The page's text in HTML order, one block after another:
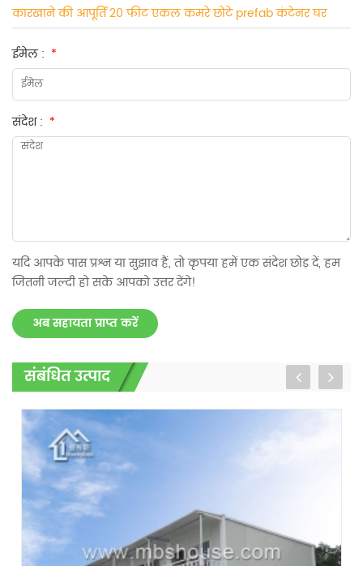
कारखाने की आपूर्ति 20 फीट एकल कमरे छोटे prefab कंटेनर घर
ईमेल : *
संदेश : *
यदि आपके पास प्रश्न या सुझाव हैं, तो कृपया हमें एक संदेश छोड़ दें, हम
जितनी जल्दी हो सके आपको उत्तर देंगे!
अब सहायता प्राप्त करें
संबंधित उत्पाद